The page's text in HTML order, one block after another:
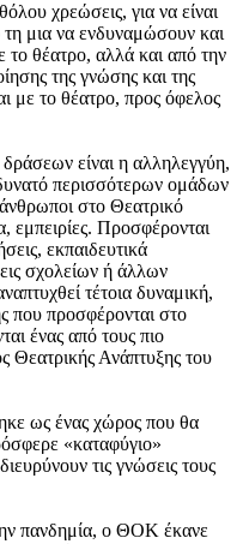
χρεώσεις, για να είναι
μια να ενδυναμώσουν και
το θέατρο, αλλά και από την
της γνώσης και της
με το θέατρο, προς όφελος
είναι η αλληλεγγύη,
περισσότερων ομάδων
στο Θεατρικό
εμπειρίες. Προσφέρονται
εκπαιδευτικά
σχολείων ή άλλων
τέτοια δυναμική,
που προσφέρονται στο
ένας από τους πιο
Θεατρικής Ανάπτυξης του
ως ένας χώρος που θα
«καταφύγιο»
τις γνώσεις τους
πανδημία, ο ΘΟΚ έκανε